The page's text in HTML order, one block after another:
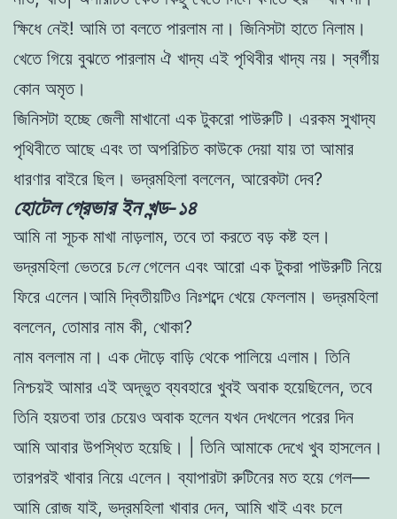
ক্ষিধে নেই! আমি তা বলতে পারলাম না। জিনিসটা হাতে নিলাম।
খেতে গিয়ে বুঝতে পারলাম ঐ খাদ্য এই পৃথিবীর খাদ্য নয়। স্বর্গীয়
কোন অমৃত।
জিনিসটা হচ্ছে জেলী মাখানাে এক টুকরাে পাউরুটি। এরকম সুখাদ্য
পৃথিবীতে আছে এবং তা অপরিচিত কাউকে দেয়া যায় তা আমার
ধারণার বাইরে ছিল। ভদ্রমহিলা বললেন, আরেকটা দেব?
হোটেল গ্রেভার ইন খন্ড-১৪
আমি না সূচক মাখা নাড়লাম, তবে তা করতে বড় কষ্ট হল।
ভদ্রমহিলা ভেতরে চলেগেলেন এবং আরো এক টুকরা পাউরুটি নিয়ে
ফিরে এলেন।আমি দ্বিতীয়টিও নিঃশব্দে খেয়ে ফেললাম। ভদ্রমহিলা
বললেন, তােমার নাম কী, খােকা?
নাম বললাম না। এক দৌড়ে বাড়ি থেকে পালিয়ে এলাম। তিনি
নিশ্চয়ই আমার এই অদ্ভুত ব্যবহারে খুবই অবাক হয়েছিলেন, তবে
তিনি হয়তবা তার চেয়েও অবাক হলেন যখন দেখলেন পরের দিন
আমি আবার উপস্থিত হয়েছি। | তিনি আমাকে দেখে খুব হাসলেন।
তারপরই খাবার নিয়ে এলেন। ব্যাপারটা রুটিনের মত হয়ে গেল—
আমি রােজ যাই, ভদ্রমহিলা খাবার দেন, আমি খাই এবং চলে